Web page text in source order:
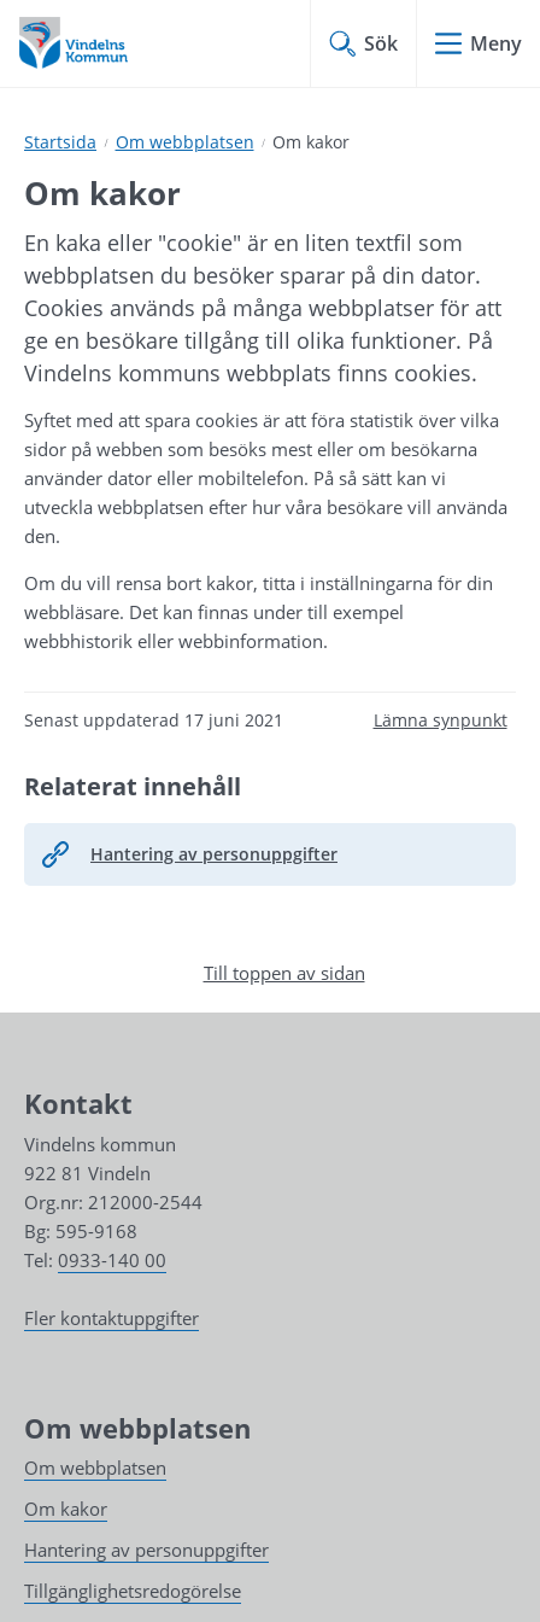
Hoppa
till
innehåll
Hoppa
till
undermeny
Sök Meny
Startsida Om webbplatsen Om kakor
Om kakor
En kaka eller "cookie" är en liten textfil som
webbplatsen du besöker sparar på din dator.
Cookies används på många webbplatser för att
ge en besökare tillgång till olika funktioner. På
Vindelns kommuns webbplats finns cookies.
Syftet med att spara cookies är att föra statistik över vilka
sidor på webben som besöks mest eller om besökarna
använder dator eller mobiltelefon. På så sätt kan vi
utveckla webbplatsen efter hur våra besökare vill använda
den.
Om du vill rensa bort kakor, titta i inställningarna för din
webbläsare. Det kan finnas under till exempel
webbhistorik eller webbinformation.
Senast uppdaterad 17 juni 2021 Lämna synpunkt
Relaterat innehåll
Hantering av personuppgifter
Till toppen av sidan
Kontakt
Vindelns kommun
922 81 Vindeln
Org.nr: 212000-2544
Bg: 595-9168
Tel: 0933-140 00
Fler kontaktuppgifter
Om webbplatsen
Om webbplatsen
Om kakor
Hantering av personuppgifter
Tillgänglighetsredogörelse